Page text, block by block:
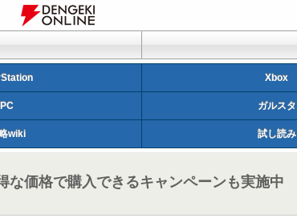
Xbox
PC ガルスタ
wiki 試し読み
な価格で購入できるキャンペーンも実施中